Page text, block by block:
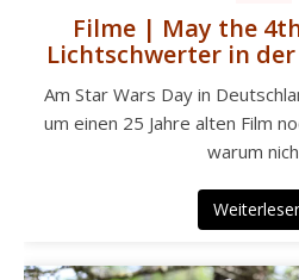
Filme | May the
Lichtschwerter in
Am Star Wars Day in
um einen 25 Jahre alten Film
warum